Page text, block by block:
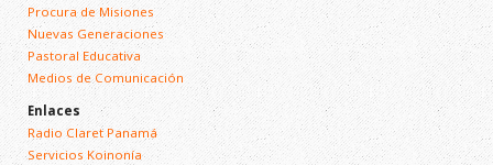
Procura de Misiones
Nuevas Generaciones
Pastoral Educativa
Medios de Comunicación
Enlaces
Radio Claret Panamá
Servicios Koinonía